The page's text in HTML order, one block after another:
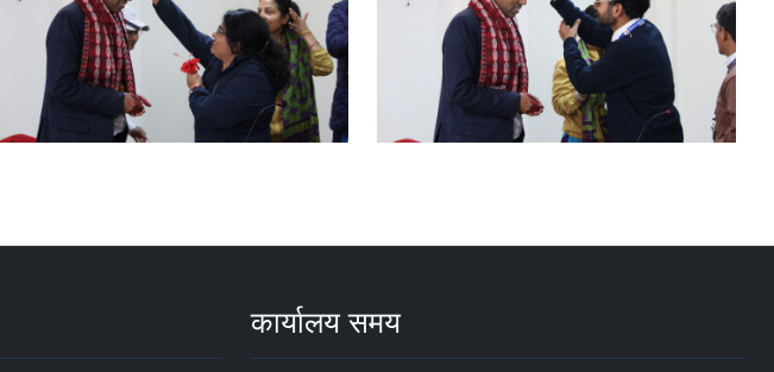
कार्यालय समय